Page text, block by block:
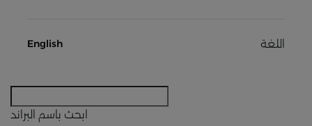
اللغة English
ابحث باسم البراند